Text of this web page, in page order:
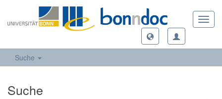
Suche
Suche